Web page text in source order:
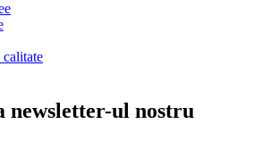
newsletter-ul nostru